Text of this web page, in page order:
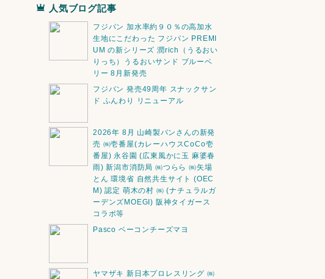
人気ブログ記事
フジパン 加水率約９０％の高加水
生地にこだわった フジパン PREMI
UM の新シリーズ 潤rich（うるおい
りっち）うるおいサンド ブルーベ
リー 8月新発売
フジパン 発売49周年 スナックサン
ド ふんわり リニューアル
2026年 8月 山崎製パンさんの新発
売 ㈱壱番屋(カレーハウスCoCo壱
番屋) 永谷園 (広東風かに玉 麻婆春
雨) 新潟市消防局 ㈱つらら ㈱矢場
とん 環境省 自然共生サイト (OEC
M) 認定 萌木の村 ㈱ (ナチュラルガ
ーデンズMOEGI) 阪神タイガース
コラボ等
Pasco ベーコンチーズマヨ
ヤマザキ 新日本プロレスリング ㈱